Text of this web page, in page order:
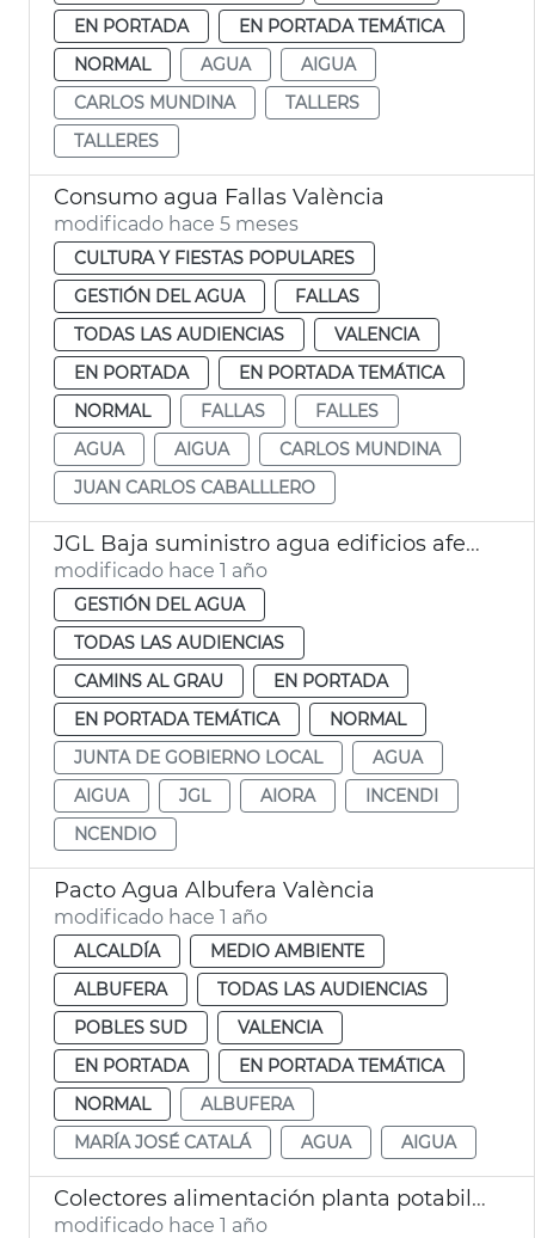
EN PORTADA
EN PORTADA TEMÁTICA
NORMAL
AGUA
AIGUA
CARLOS MUNDINA
TALLERS
TALLERES
Consumo agua Fallas València
modificado hace 5 meses
CULTURA Y FIESTAS POPULARES
GESTIÓN DEL AGUA
FALLAS
TODAS LAS AUDIENCIAS
VALENCIA
EN PORTADA
EN PORTADA TEMÁTICA
NORMAL
FALLAS
FALLES
AGUA
AIGUA
CARLOS MUNDINA
JUAN CARLOS CABALLLERO
JGL Baja suministro agua edificios afectados incendio avenida del Puerto València
modificado hace 1 año
GESTIÓN DEL AGUA
TODAS LAS AUDIENCIAS
CAMINS AL GRAU
EN PORTADA
EN PORTADA TEMÁTICA
NORMAL
JUNTA DE GOBIERNO LOCAL
AGUA
AIGUA
JGL AIORA
INCENDI
NCENDIO
Pacto Agua Albufera València
modificado hace 1 año
ALCALDÍA
MEDIO AMBIENTE
ALBUFERA
TODAS LAS AUDIENCIAS
POBLES SUD
VALENCIA
EN PORTADA
EN PORTADA TEMÁTICA
NORMAL
ALBUFERA
MARÍA JOSÉ CATALÁ
AGUA AIGUA
Colectores alimentación planta potabilizadora de La Presa
modificado hace 1 año